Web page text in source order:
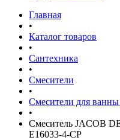
Главная
•
Каталог товаров
•
Сантехника
•
Смесители
•
Смесители для
•
Смеситель JACOB
E16033-4-CP